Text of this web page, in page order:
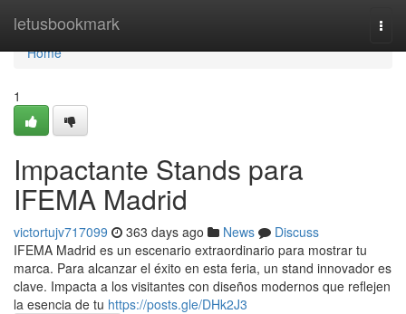
letusbookmark
Home
Home
1
Impactante Stands para
IFEMA Madrid
victortujv717099 363 days ago News
Discuss
IFEMA Madrid es un escenario extraordinario para mostrar tu
marca. Para alcanzar el éxito en esta feria, un stand innovador es
clave. Impacta a los visitantes con diseños modernos que reflejen
la esencia de tu https://posts.gle/DHk2J3